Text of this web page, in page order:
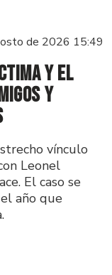
de 2026 15:49
y el
y
vínculo
Leonel
El caso se
año que